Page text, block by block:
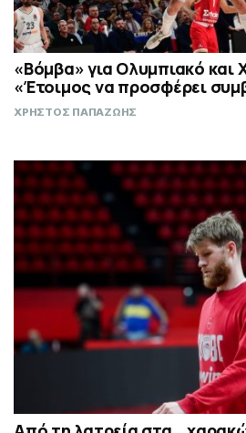
«Βόμβα» για Ολυμπιακό και
«Έτοιμος να προσφέρει
ΧΡΗΣΤΟΣ ΠΑΠΑΖΩΗΣ